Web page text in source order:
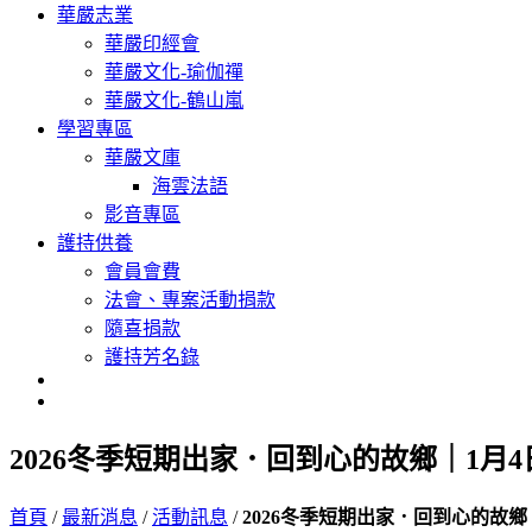
華嚴志業
華嚴印經會
華嚴文化-瑜伽禪
華嚴文化-鶴山嵐
學習專區
華嚴文庫
海雲法語
影音專區
護持供養
會員會費
法會、專案活動捐款
隨喜捐款
護持芳名錄
2026冬季短期出家．回到心的故鄉｜1月4
首頁 / 最新消息 /活動訊息 /2026冬季短期出家．回到心的故鄉